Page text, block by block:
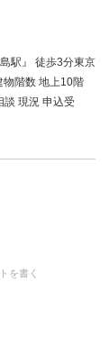
駅』 徒歩3分東京
物階数 地上10階
談 現況 申込受
を書く